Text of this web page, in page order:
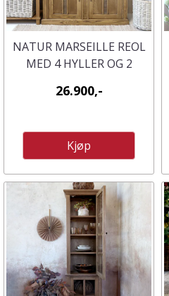
NATUR MARSEILLE REOL
MED 4 HYLLER OG 2
26.900,-
Kjøp